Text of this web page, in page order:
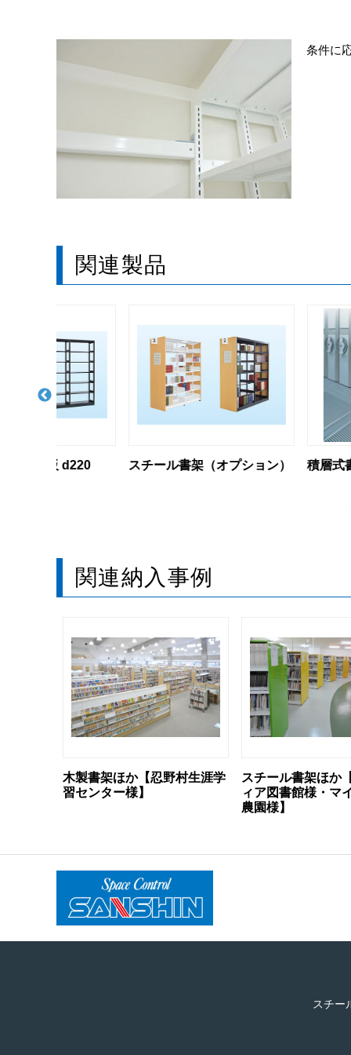
条件に
関連製品
スチール書架（オプション） 積層式書架
関連納入事例
木製書架ほか【忍野村生涯学
習センター様】
スチール書架ほか
ィア図書館様・マ
農園様】
スチー